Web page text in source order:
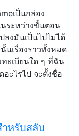
เป็นกล่อง
ระหว่างขั้นตอน
ลงมันเป็นไปไม่ได้
เรื่องราวทั้งหมด
ะเบียนใด ๆ ที่ฉัน
ะไรไป จะตั้งชื่อ
หรับสลับ